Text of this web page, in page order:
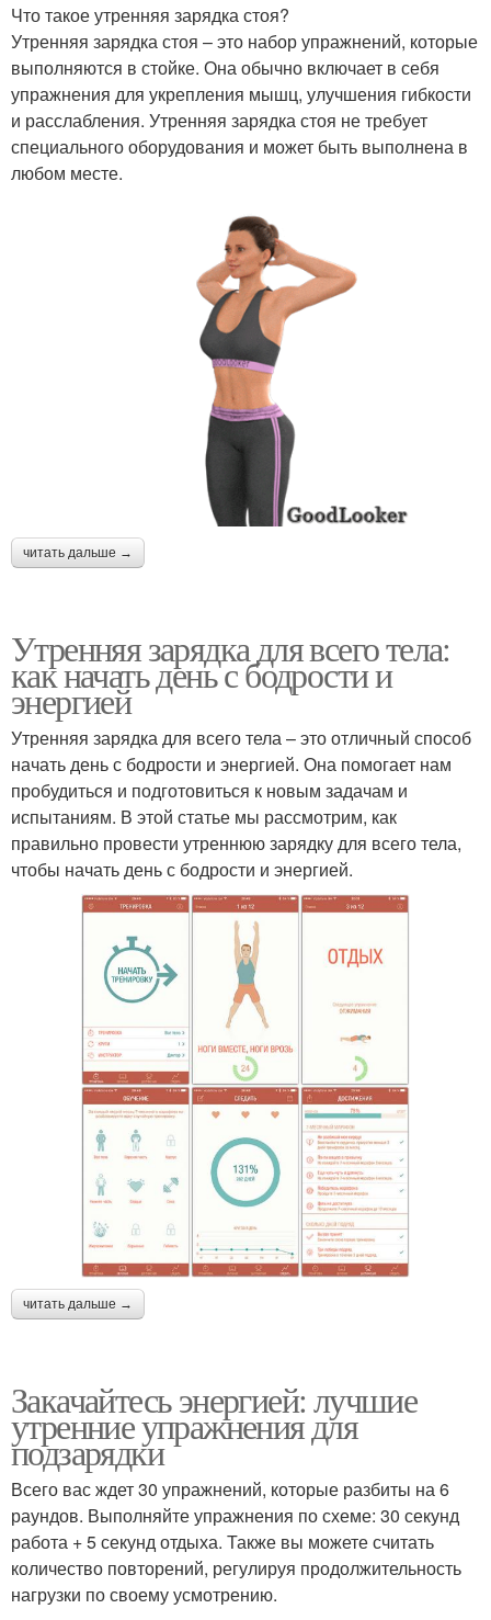
Что такое утренняя зарядка стоя?
Утренняя зарядка стоя – это набор упражнений, которые
выполняются в стойке. Она обычно включает в себя
упражнения для укрепления мышц, улучшения гибкости
и расслабления. Утренняя зарядка стоя не требует
специального оборудования и может быть выполнена в
любом месте.
читать дальше →
Утренняя зарядка для всего тела:
как начать день с бодрости и
энергией
Утренняя зарядка для всего тела – это отличный способ
начать день с бодрости и энергией. Она помогает нам
пробудиться и подготовиться к новым задачам и
испытаниям. В этой статье мы рассмотрим, как
правильно провести утреннюю зарядку для всего тела,
чтобы начать день с бодрости и энергией.
читать дальше →
Закачайтесь энергией: лучшие
утренние упражнения для
подзарядки
Всего вас ждет 30 упражнений, которые разбиты на 6
раундов. Выполняйте упражнения по схеме: 30 секунд
работа + 5 секунд отдыха. Также вы можете считать
количество повторений, регулируя продолжительность
нагрузки по своему усмотрению.